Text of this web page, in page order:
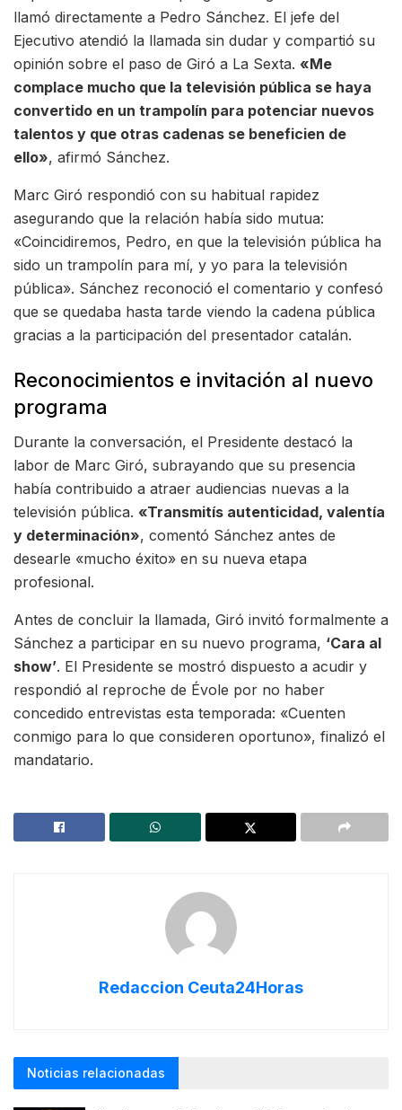
llamó directamente a Pedro Sánchez. El jefe del
Ejecutivo atendió la llamada sin dudar y compartió su
opinión sobre el paso de Giró a La Sexta. «Me
complace mucho que la televisión pública se haya
convertido en un trampolín para potenciar nuevos
talentos y que otras cadenas se beneficien de
ello», afirmó Sánchez.
Marc Giró respondió con su habitual rapidez
asegurando que la relación había sido mutua:
«Coincidiremos, Pedro, en que la televisión pública ha
sido un trampolín para mí, y yo para la televisión
pública». Sánchez reconoció el comentario y confesó
que se quedaba hasta tarde viendo la cadena pública
gracias a la participación del presentador catalán.
Reconocimientos e invitación al nuevo
programa
Durante la conversación, el Presidente destacó la
labor de Marc Giró, subrayando que su presencia
había contribuido a atraer audiencias nuevas a la
televisión pública. «Transmitís autenticidad, valentía
y determinación», comentó Sánchez antes de
desearle «mucho éxito» en su nueva etapa
profesional.
Antes de concluir la llamada, Giró invitó formalmente a
Sánchez a participar en su nuevo programa, ‘Cara al
show’. El Presidente se mostró dispuesto a acudir y
respondió al reproche de Évole por no haber
concedido entrevistas esta temporada: «Cuenten
conmigo para lo que consideren oportuno», finalizó el
mandatario.
Redaccion Ceuta24Horas
Noticias relacionadas